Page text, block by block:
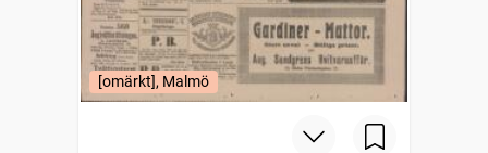
[omärkt], Malmö